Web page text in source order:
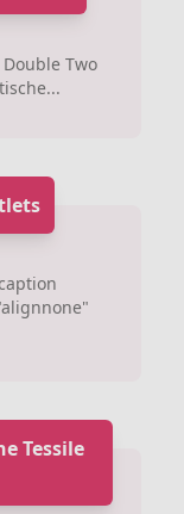
Two
Tessile